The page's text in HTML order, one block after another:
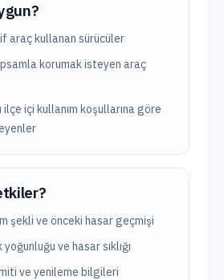
araç kullanan sürücüler
korumak isteyen araç
ilçe içi kullanım koşullarına göre
şekli ve önceki hasar geçmişi
ve hasar sıklığı
ve yenileme bilgileri